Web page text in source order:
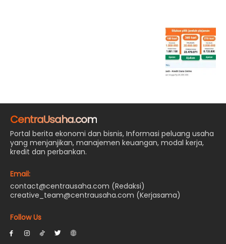
CentraUsaha.com
Portal berita ekonomi dan bisnis, Informasi peluang usaha
yang menjanjikan, manajemen keuangan, modal kerja,
kredit dan perbankan.
Email:
contact@centrausaha.com (Redaksi)
creative_team@centrausaha.com (Kerjasama)
Follow Us